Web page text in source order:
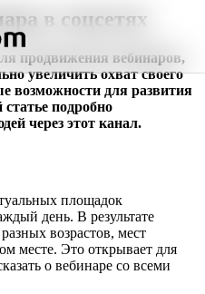
в соцсетях
продвижения вебинаров,
увеличить охват своего
возможности для развития
статье подробно
через этот канал.
площадок
день. В результате
возрастов, мест
месте. Это открывает для
о вебинаре со всеми